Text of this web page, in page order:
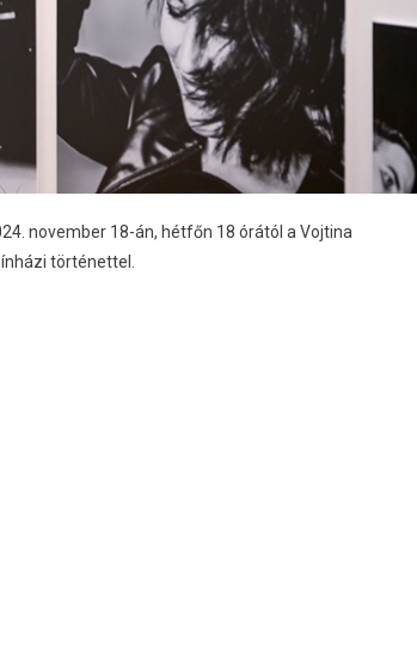
november 18-án, hétfőn 18 órától a Vojtina
történettel.